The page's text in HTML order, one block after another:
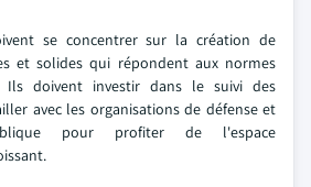
se concentrer sur la création de
et solides qui répondent aux normes
Ils doivent investir dans le suivi des
avec les organisations de défense et
pour profiter de l'espace